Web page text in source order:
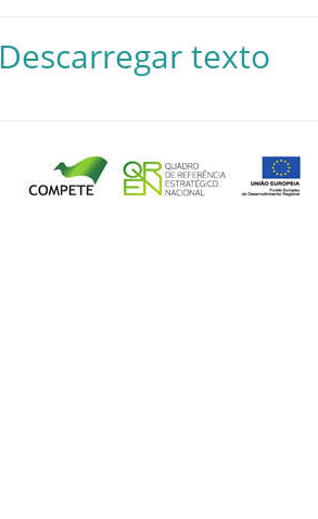
Descarregar texto